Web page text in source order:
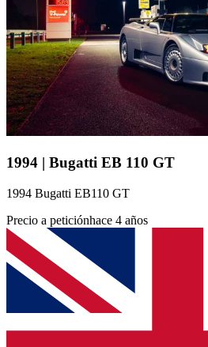
1994 | Bugatti EB 110 GT
1994 Bugatti EB110 GT
Precio a peticiónhace 4 años